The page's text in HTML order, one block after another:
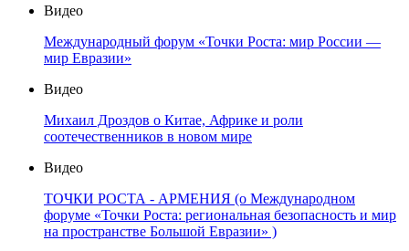
Видео
Международный форум «Точки Роста: мир России —
мир Евразии»
Видео
Михаил Дроздов о Китае, Африке и роли
соотечественников в новом мире
Видео
ТОЧКИ РОСТА - АРМЕНИЯ (о Международном
форуме «Точки Роста: региональная безопасность и мир
на пространстве Большой Евразии» )